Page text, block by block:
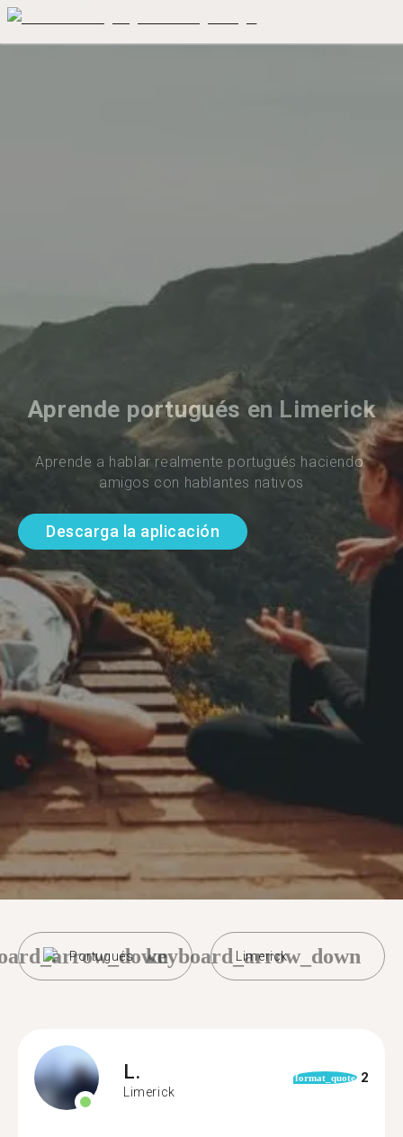
Aprende portugués en Limerick
Aprende a hablar realmente portugués haciendo
amigos con hablantes nativos
Descarga la aplicación
Portugués Limerick
keyboard_arrow_down
L.
Limerick
format_quote 2